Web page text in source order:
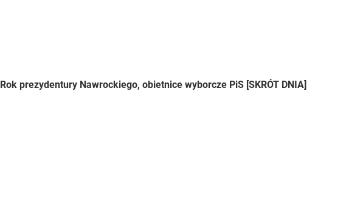
Rok prezydentury Nawrockiego, obietnice wyborcze PiS [SKRÓT DNIA]